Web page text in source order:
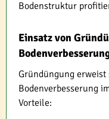
Bodenstruktur
Einsatz von
Gründüngung
Bodenverbesserung
Vorteile: